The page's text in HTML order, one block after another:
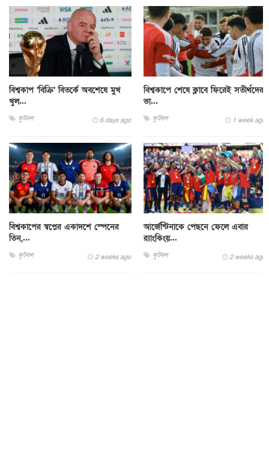
বিশ্বকাপ ‘বিক্রি’ বিতর্কে অবশেষে মুখ
খুল...
ফুটবল 6 days ago
বিশ্বকাপে শেষে ক্লাবে ফিরেই সতীর্থদের
ভা...
ফুটবল 1 week ago
বিশ্বকাপের স্বপ্নের একাদশে স্পেনের
তিন,...
ফুটবল 2 weeks ago
আর্জেন্টিনাকে পেছনে ফেলে এবার
র‌্যাংকিংয়...
ফুটবল 2 weeks ago